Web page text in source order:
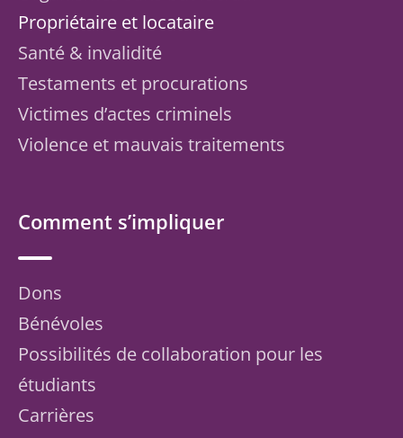
Propriétaire et locataire
Santé & invalidité
Testaments et procurations
Victimes d’actes criminels
Violence et mauvais traitements
Comment s’impliquer
Dons
Bénévoles
Possibilités de collaboration pour les
étudiants
Carrières